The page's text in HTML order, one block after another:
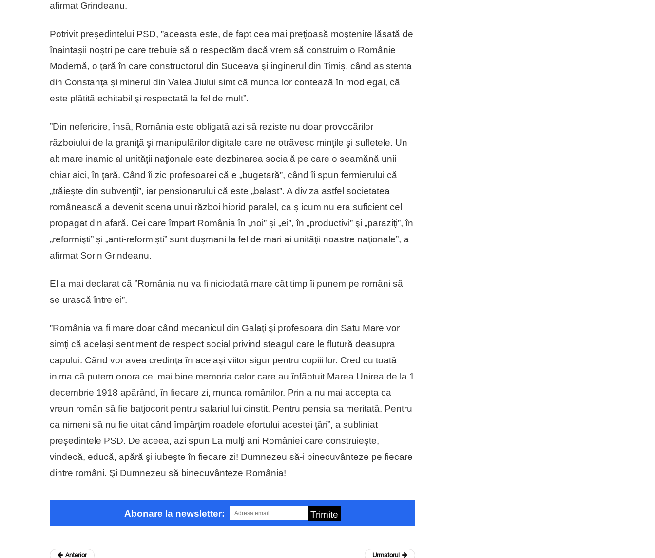
afirmat Grindeanu.
Potrivit preşedintelui PSD, ”aceasta este, de fapt cea mai preţioasă moştenire lăsată de
înaintaşii noştri pe care trebuie să o respectăm dacă vrem să construim o Românie
Modernă, o ţară în care constructorul din Suceava şi inginerul din Timiş, când asistenta
din Constanţa şi minerul din Valea Jiului simt că munca lor contează în mod egal, că
este plătită echitabil şi respectată la fel de mult”.
”Din nefericire, însă, România este obligată azi să reziste nu doar provocărilor
războiului de la graniţă şi manipulărilor digitale care ne otrăvesc minţile şi sufletele. Un
alt mare inamic al unităţii naţionale este dezbinarea socială pe care o seamănă unii
chiar aici, în ţară. Când îi zic profesoarei că e „bugetară”, când îi spun fermierului că
„trăieşte din subvenţii”, iar pensionarului că este „balast”. A diviza astfel societatea
românească a devenit scena unui război hibrid paralel, ca ş icum nu era suficient cel
propagat din afară. Cei care împart România în „noi” şi „ei”, în „productivi” şi „paraziţi”, în
„reformişti” şi „anti-reformişti” sunt duşmani la fel de mari ai unităţii noastre naţionale”, a
afirmat Sorin Grindeanu.
El a mai declarat că ”România nu va fi niciodată mare cât timp îi punem pe români să
se urască între ei”.
”România va fi mare doar când mecanicul din Galaţi şi profesoara din Satu Mare vor
simţi că acelaşi sentiment de respect social privind steagul care le flutură deasupra
capului. Când vor avea credinţa în acelaşi viitor sigur pentru copiii lor. Cred cu toată
inima că putem onora cel mai bine memoria celor care au înfăptuit Marea Unirea de la 1
decembrie 1918 apărând, în fiecare zi, munca românilor. Prin a nu mai accepta ca
vreun român să fie batjocorit pentru salariul lui cinstit. Pentru pensia sa meritată. Pentru
ca nimeni să nu fie uitat când împărţim roadele efortului acestei ţări”, a subliniat
preşedintele PSD. De aceea, azi spun La mulţi ani României care construieşte,
vindecă, educă, apără şi iubeşte în fiecare zi! Dumnezeu să-i binecuvânteze pe fiecare
dintre români. Şi Dumnezeu să binecuvânteze România!
Abonare la newsletter: Trimite
Anterior Urmatorul